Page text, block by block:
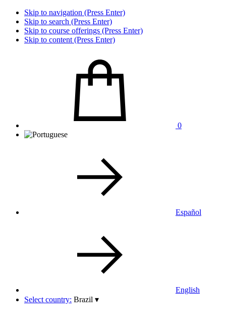
Skip to navigation (Press Enter)
Skip to search (Press Enter)
Skip to course offerings (Press Enter)
Skip to content (Press Enter)
0
Español
English
Select country: Brazil ▾